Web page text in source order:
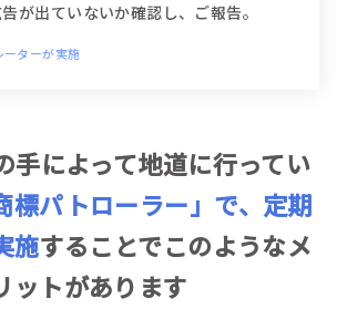
が出ていないか確認し、ご報告。
ターが実施
手によって地道に行ってい
標パトローラー」で、定期
施することでこのようなメ
ットがあります